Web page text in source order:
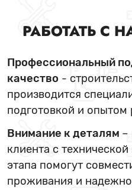
РАБОТАТЬ С
Профессиональный
качество -
производится
подготовкой и опытом
Внимание к деталям –
клиента с
этапа помогут
проживания и